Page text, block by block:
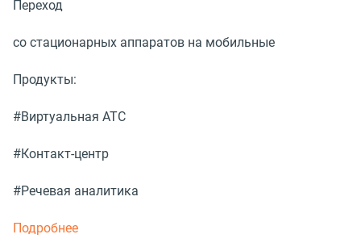
Переход
со стационарных аппаратов на мобильные
Продукты:
#Виртуальная АТС
#Контакт-центр
#Речевая аналитика
Подробнее